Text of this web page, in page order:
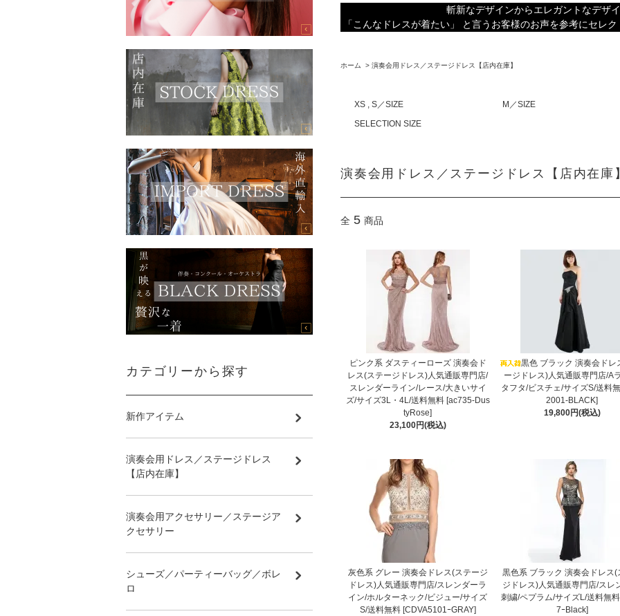
斬新なデザインからエレガントなデザ
「こんなドレスが着たい」 と言うお客様のお声を参考にセレ
ホーム > 演奏会用ドレス／ステージドレス【店内在庫】
XS , S／SIZE M／SIZE
SELECTION SIZE
演奏会用ドレス／ステージドレス【店内在庫
全 5 商品
ピンク系 ダスティーローズ 演奏会ド
レス(ステージドレス)人気通販専門店/
スレンダーライン/レース/大きいサイ
ズ/サイズ3L・4L/送料無料 [ac735-Dus
tyRose]
23,100円(税込)
黒色 ブラック 演奏会ドレ
ージドレス)人気通販専門店/A
タフタ/ビスチェ/サイズS/送料
2001-BLACK]
19,800円(税込)
灰色系 グレー 演奏会ドレス(ステージ
ドレス)人気通販専門店/スレンダーラ
イン/ホルターネック/ビジュー/サイズ
S/送料無料 [CDVA5101ｰGRAY]
黒色系 ブラック 演奏会ドレス(
ジドレス)人気通販専門店/スレ
刺繍/ペプラム/サイズL/送料無
7ｰBlack]
カテゴリーから探す
新作アイテム
演奏会用ドレス／ステージドレス
【店内在庫】
演奏会用アクセサリー／ステージア
クセサリー
シューズ／パーティーバッグ／ボレ
ロ